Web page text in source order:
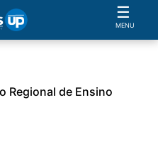
☰
MENU
Regional de Ensino